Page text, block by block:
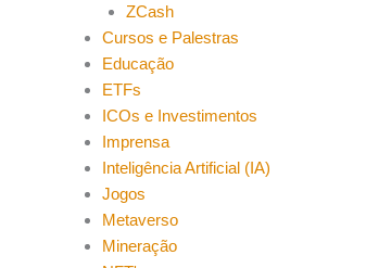
ZCash
Cursos e Palestras
Educação
ETFs
ICOs e Investimentos
Imprensa
Inteligência Artificial (IA)
Jogos
Metaverso
Mineração